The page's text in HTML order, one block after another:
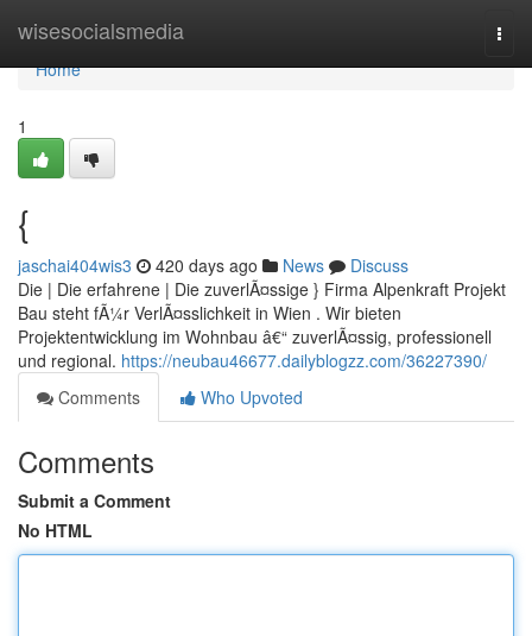
wisesocialsmedia
Home
Home
1
{
jaschai404wis3 420 days ago News
Discuss
Die | Die erfahrene | Die zuverlÃ¤ssige } Firma Alpenkraft Projekt
Bau steht fÃ¼r VerlÃ¤sslichkeit in Wien . Wir bieten
Projektentwicklung im Wohnbau â€“ zuverlÃ¤ssig, professionell
und regional. https://neubau46677.dailyblogzz.com/36227390/
Comments
Who Upvoted
Comments
Submit a Comment
No HTML